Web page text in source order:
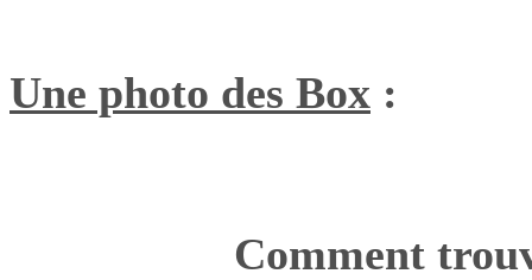
Une photo des Box :
Comment